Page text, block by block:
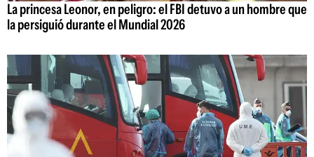
La princesa Leonor, en peligro: el FBI detuvo a un hombre que
la persiguió durante el Mundial 2026